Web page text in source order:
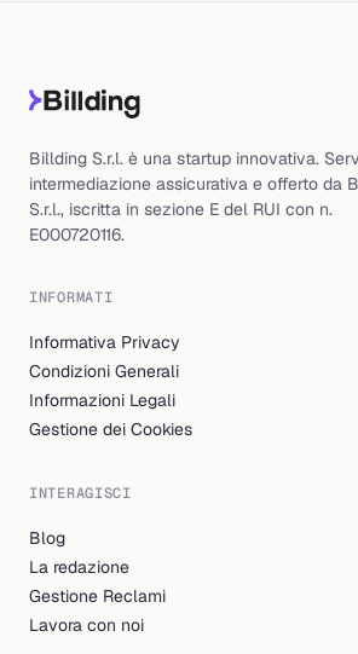
Billding S.r.l. è una startup innovativa.
intermediazione assicurativa e offerto da
S.r.l., iscritta in sezione E del RUI con n.
E000720116.
INFORMATI
Informativa Privacy
Condizioni Generali
Informazioni Legali
Gestione dei Cookies
INTERAGISCI
Blog
La redazione
Gestione Reclami
Lavora con noi